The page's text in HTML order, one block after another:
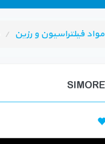
مواد فیلتراسیون و رزین